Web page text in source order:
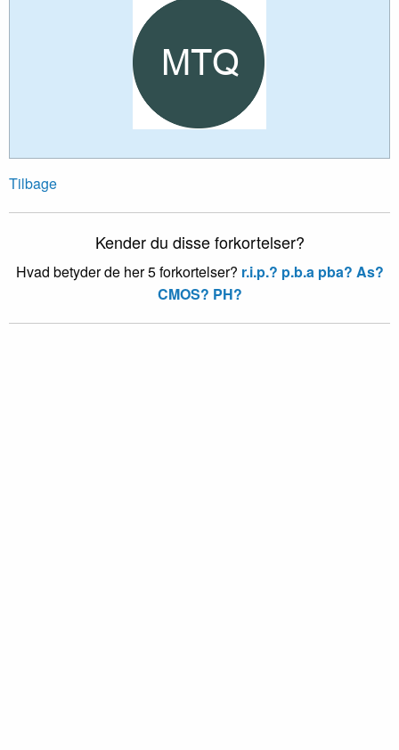
Tilbage
Kender du disse forkortelser?
Hvad betyder de her 5 forkortelser? r.i.p.? p.b.a pba? As?
CMOS? PH?